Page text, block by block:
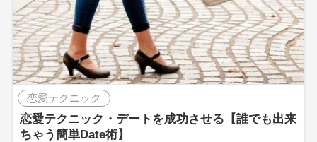
恋愛テクニック
恋愛テクニック・デートを成功させる【誰でも出来
ちゃう簡単Date術】